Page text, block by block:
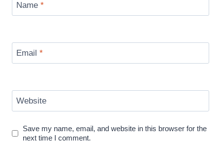
Name *
Email *
Website
Save my name, email, and website in this browser for the
next time I comment.